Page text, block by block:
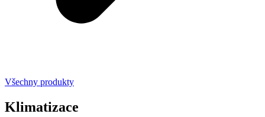
Všechny produkty
Klimatizace